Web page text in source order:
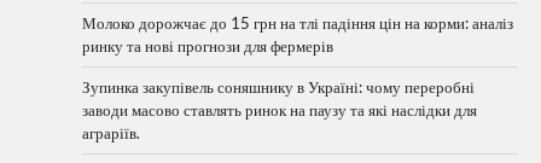
Молоко дорожчає до 15 грн на тлі падіння цін на корми: аналіз
ринку та нові прогнози для фермерів
Зупинка закупівель соняшнику в Україні: чому переробні
заводи масово ставлять ринок на паузу та які наслідки для
аграріїв.